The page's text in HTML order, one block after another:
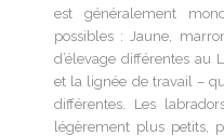
est généralement
possibles : Jaune,
d’élevage différentes au
et la lignée de travail –
différentes. Les
légèrement plus petits,